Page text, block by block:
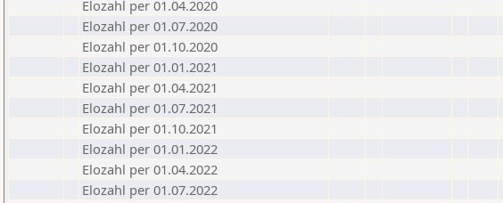
Elozahl per 01.04.2020
Elozahl per 01.07.2020
Elozahl per 01.10.2020
Elozahl per 01.01.2021
Elozahl per 01.04.2021
Elozahl per 01.07.2021
Elozahl per 01.10.2021
Elozahl per 01.01.2022
Elozahl per 01.04.2022
Elozahl per 01.07.2022